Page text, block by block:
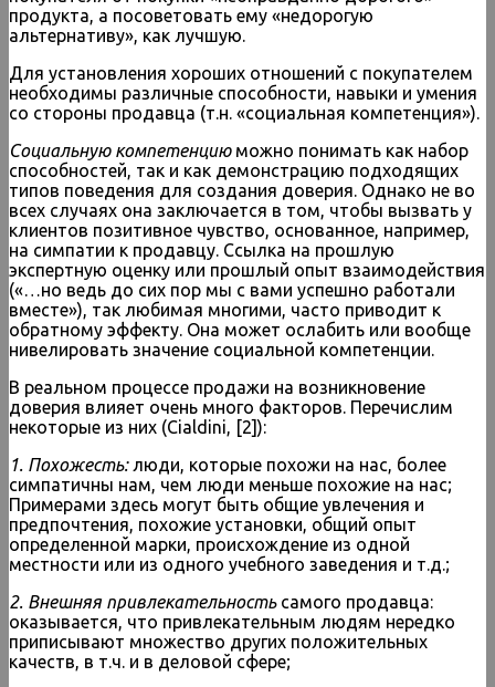
продукта, а посоветовать ему «недорогую
альтернативу», как лучшую.
Для установления хороших отношений с покупателем
необходимы различные способности, навыки и умения
со стороны продавца (т.н. «социальная компетенция»).
Социальную компетенциюможно понимать как набор
способностей, так и как демонстрацию подходящих
типов поведения для создания доверия. Однако не во
всех случаях она заключается в том, чтобы вызвать у
клиентов позитивное чувство, основанное, например,
на симпатии к продавцу. Ссылка на прошлую
экспертную оценку или прошлый опыт взаимодействия
(«…но ведь до сих пор мы с вами успешно работали
вместе»), так любимая многими, часто приводит к
обратному эффекту. Она может ослабить или вообще
нивелировать значение социальной компетенции.
В реальном процессе продажи на возникновение
доверия влияет очень много факторов. Перечислим
некоторые из них (Cialdini, [2]):
1. Похожесть:люди, которые похожи на нас, более
симпатичны нам, чем люди меньше похожие на нас;
Примерами здесь могут быть общие увлечения и
предпочтения, похожие установки, общий опыт
определенной марки, происхождение из одной
местности или из одного учебного заведения и т.д.;
2. Внешняя привлекательностьсамого продавца:
оказывается, что привлекательным людям нередко
приписывают множество других положительных
качеств, в т.ч. и в деловой сфере;